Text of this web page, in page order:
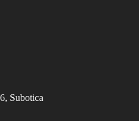
Subotica